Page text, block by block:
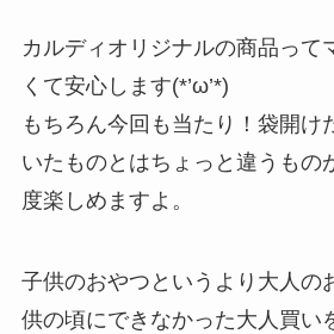
カルディオリジナルの商品って
くて安心します(*’ω’*)
もちろん今回も当たり！袋開け
いたものとはちょっと違うもの
度楽しめますよ。
子供のおやつというより大人の
供の頃にできなかった大人買い